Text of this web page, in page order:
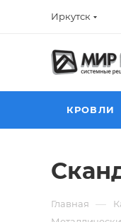
Иркутск
КРОВЛИ
Главная —